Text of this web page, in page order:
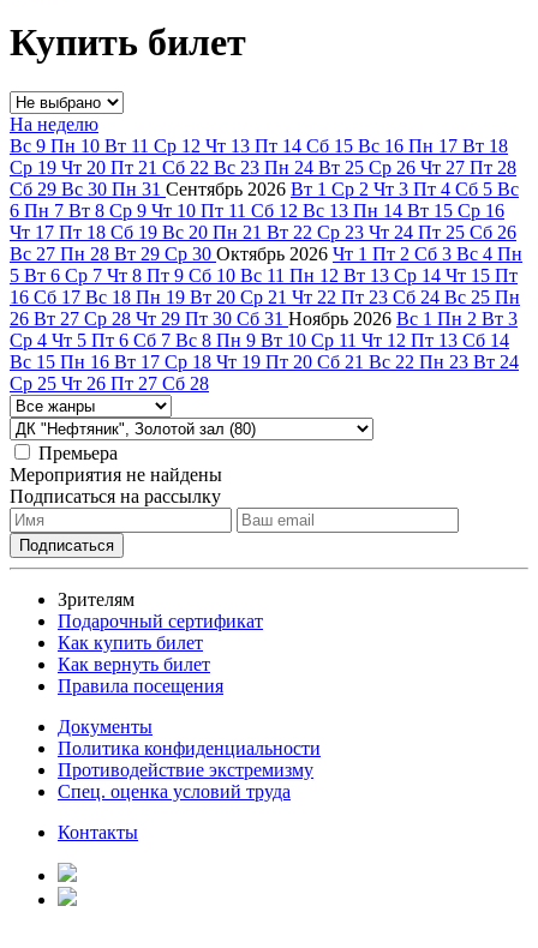
Купить билет
На неделю
Вс 9 Пн 10 Вт 11 Ср 12 Чт 13 Пт 14 Сб 15 Вс 16 Пн 17 Вт 18
Ср 19 Чт 20 Пт 21 Сб 22 Вс 23 Пн 24 Вт 25 Ср 26 Чт 27 Пт 28
Сб 29 Вс 30 Пн 31 Сентябрь 2026 Вт 1 Ср 2 Чт 3 Пт 4 Сб 5 Вс
6 Пн 7 Вт 8 Ср 9 Чт 10 Пт 11 Сб 12 Вс 13 Пн 14 Вт 15 Ср 16
Чт 17 Пт 18 Сб 19 Вс 20 Пн 21 Вт 22 Ср 23 Чт 24 Пт 25 Сб 26
Вс 27 Пн 28 Вт 29 Ср 30 Октябрь 2026 Чт 1 Пт 2 Сб 3 Вс 4 Пн
5 Вт 6 Ср 7 Чт 8 Пт 9 Сб 10 Вс 11 Пн 12 Вт 13 Ср 14 Чт 15 Пт
16 Сб 17 Вс 18 Пн 19 Вт 20 Ср 21 Чт 22 Пт 23 Сб 24 Вс 25 Пн
26 Вт 27 Ср 28 Чт 29 Пт 30 Сб 31 Ноябрь 2026 Вс 1 Пн 2 Вт 3
Ср 4 Чт 5 Пт 6 Сб 7 Вс 8 Пн 9 Вт 10 Ср 11 Чт 12 Пт 13 Сб 14
Вс 15 Пн 16 Вт 17 Ср 18 Чт 19 Пт 20 Сб 21 Вс 22 Пн 23 Вт 24
Ср 25 Чт 26 Пт 27 Сб 28
Премьера
Мероприятия не найдены
Подписаться на рассылку
Зрителям
Подарочный сертификат
Как купить билет
Как вернуть билет
Правила посещения
Документы
Политика конфиденциальности
Противодействие экстремизму
Спец. оценка условий труда
Контакты